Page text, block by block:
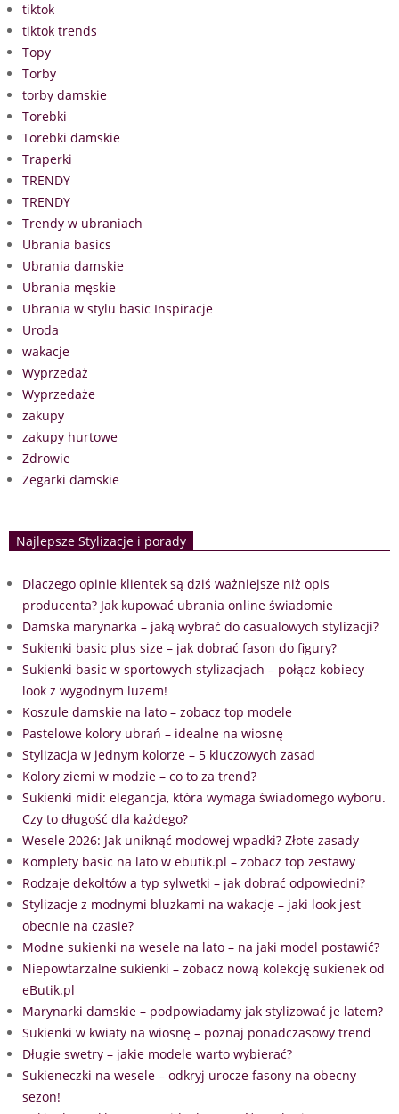
tiktok
tiktok trends
Topy
Torby
torby damskie
Torebki
Torebki damskie
Traperki
TRENDY
TRENDY
Trendy w ubraniach
Ubrania basics
Ubrania damskie
Ubrania męskie
Ubrania w stylu basic Inspiracje
Uroda
wakacje
Wyprzedaż
Wyprzedaże
zakupy
zakupy hurtowe
Zdrowie
Zegarki damskie
Najlepsze Stylizacje i porady
Dlaczego opinie klientek są dziś ważniejsze niż opis
producenta? Jak kupować ubrania online świadomie
Damska marynarka – jaką wybrać do casualowych stylizacji?
Sukienki basic plus size – jak dobrać fason do figury?
Sukienki basic w sportowych stylizacjach – połącz kobiecy
look z wygodnym luzem!
Koszule damskie na lato – zobacz top modele
Pastelowe kolory ubrań – idealne na wiosnę
Stylizacja w jednym kolorze – 5 kluczowych zasad
Kolory ziemi w modzie – co to za trend?
Sukienki midi: elegancja, która wymaga świadomego wyboru.
Czy to długość dla każdego?
Wesele 2026: Jak uniknąć modowej wpadki? Złote zasady
Komplety basic na lato w ebutik.pl – zobacz top zestawy
Rodzaje dekoltów a typ sylwetki – jak dobrać odpowiedni?
Stylizacje z modnymi bluzkami na wakacje – jaki look jest
obecnie na czasie?
Modne sukienki na wesele na lato – na jaki model postawić?
Niepowtarzalne sukienki – zobacz nową kolekcję sukienek od
eButik.pl
Marynarki damskie – podpowiadamy jak stylizować je latem?
Sukienki w kwiaty na wiosnę – poznaj ponadczasowy trend
Długie swetry – jakie modele warto wybierać?
Sukieneczki na wesele – odkryj urocze fasony na obecny
sezon!